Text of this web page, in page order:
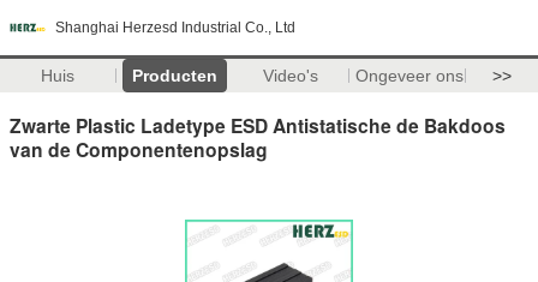
Shanghai Herzesd Industrial Co., Ltd
Huis Producten Video's Ongeveer ons >>
Zwarte Plastic Ladetype ESD Antistatische de Bakdoos
van de Componentenopslag